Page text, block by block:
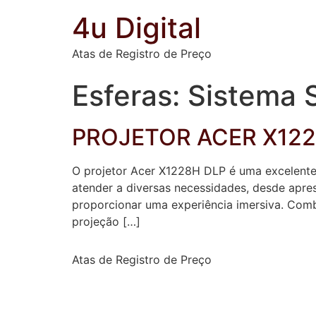
4u Digital
Atas de Registro de Preço
Esferas: Sistema
PROJETOR ACER
O projetor Acer X1228H DLP é uma
atender a diversas necessidades, desde
proporcionar uma experiência imersiva.
projeção […]
Atas de Registro de Preço